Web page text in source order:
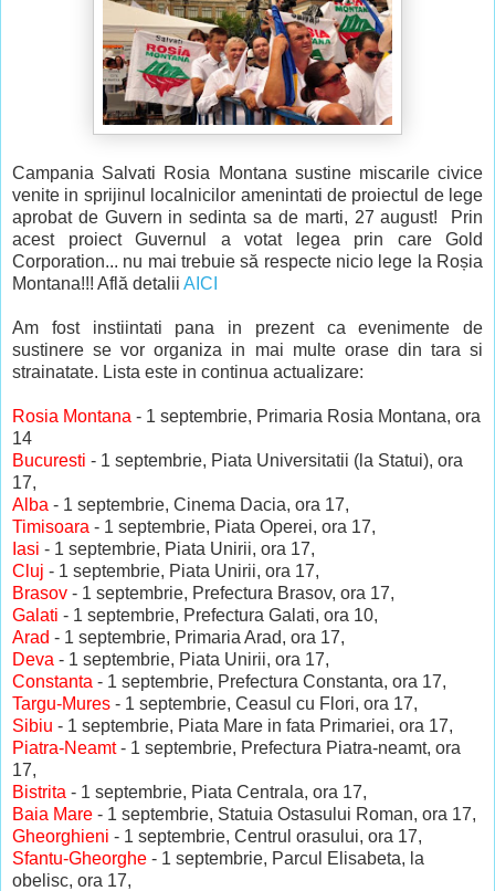
Campania Salvati Rosia Montana sustine miscarile civice
venite in sprijinul localnicilor amenintati de proiectul de lege
aprobat de Guvern in sedinta sa de marti, 27 august! Prin
acest proiect Guvernul a votat legea prin care Gold
Corporation... nu mai trebuie să respecte nicio lege la Roșia
Montana!!! Află detalii AICI
Am fost instiintati pana in prezent ca evenimente de
sustinere se vor organiza in mai multe orase din tara si
strainatate. Lista este in continua actualizare:
Rosia Montana - 1 septembrie, Primaria Rosia Montana, ora
14
Bucuresti - 1 septembrie, Piata Universitatii (la Statui), ora
17,
Alba - 1 septembrie, Cinema Dacia, ora 17,
Timisoara - 1 septembrie, Piata Operei, ora 17,
Iasi - 1 septembrie, Piata Unirii, ora 17,
Cluj - 1 septembrie, Piata Unirii, ora 17,
Brasov - 1 septembrie, Prefectura Brasov, ora 17,
Galati - 1 septembrie, Prefectura Galati, ora 10,
Arad - 1 septembrie, Primaria Arad, ora 17,
Deva - 1 septembrie, Piata Unirii, ora 17,
Constanta - 1 septembrie, Prefectura Constanta, ora 17,
Targu-Mures - 1 septembrie, Ceasul cu Flori, ora 17,
Sibiu - 1 septembrie, Piata Mare in fata Primariei, ora 17,
Piatra-Neamt- 1 septembrie, Prefectura Piatra-neamt, ora
17,
Bistrita - 1 septembrie, Piata Centrala, ora 17,
Baia Mare - 1 septembrie, Statuia Ostasului Roman, ora 17,
Gheorghieni - 1 septembrie, Centrul orasului, ora 17,
Sfantu-Gheorghe - 1 septembrie, Parcul Elisabeta, la
obelisc, ora 17,